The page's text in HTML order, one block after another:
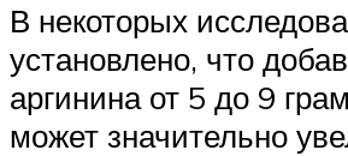
В некоторых
установлено, что
аргинина от 5 до 9
может значительно